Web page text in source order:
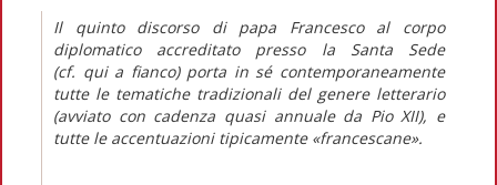
Il quinto discorso di papa Francesco al corpo
diplomatico accreditato presso la Santa Sede
(cf. quia fianco) porta in sé contemporaneamente
tutte le tematiche tradizionali del genere letterario
(avviato con cadenza quasi annuale da Pio XII), e
tutte le accentuazioni tipicamente «francescane».